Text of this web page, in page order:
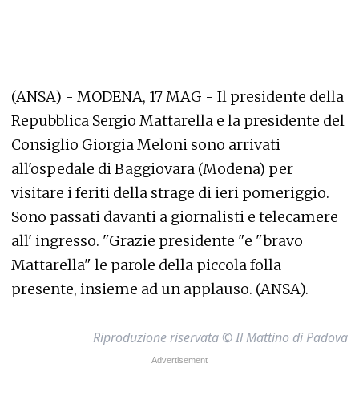
(ANSA) - MODENA, 17 MAG - Il presidente della
Repubblica Sergio Mattarella e la presidente del
Consiglio Giorgia Meloni sono arrivati
all'ospedale di Baggiovara (Modena) per
visitare i feriti della strage di ieri pomeriggio.
Sono passati davanti a giornalisti e telecamere
all' ingresso. "Grazie presidente "e "bravo
Mattarella" le parole della piccola folla
presente, insieme ad un applauso. (ANSA).
Riproduzione riservata © Il Mattino di Padova